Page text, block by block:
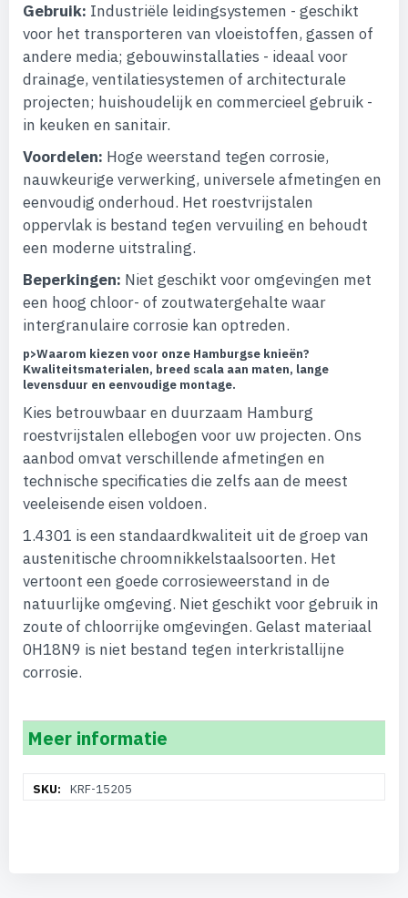
Gebruik: Industriële leidingsystemen - geschikt
voor het transporteren van vloeistoffen, gassen of
andere media; gebouwinstallaties - ideaal voor
drainage, ventilatiesystemen of architecturale
projecten; huishoudelijk en commercieel gebruik -
in keuken en sanitair.
Voordelen: Hoge weerstand tegen corrosie,
nauwkeurige verwerking, universele afmetingen en
eenvoudig onderhoud. Het roestvrijstalen
oppervlak is bestand tegen vervuiling en behoudt
een moderne uitstraling.
Beperkingen: Niet geschikt voor omgevingen met
een hoog chloor- of zoutwatergehalte waar
intergranulaire corrosie kan optreden.
p>Waarom kiezen voor onze Hamburgse knieën?
Kwaliteitsmaterialen, breed scala aan maten, lange
levensduur en eenvoudige montage.
Kies betrouwbaar en duurzaam Hamburg
roestvrijstalen ellebogen voor uw projecten. Ons
aanbod omvat verschillende afmetingen en
technische specificaties die zelfs aan de meest
veeleisende eisen voldoen.
1.4301 is een standaardkwaliteit uit de groep van
austenitische chroomnikkelstaalsoorten. Het
vertoont een goede corrosieweerstand in de
natuurlijke omgeving. Niet geschikt voor gebruik in
zoute of chloorrijke omgevingen. Gelast materiaal
0H18N9 is niet bestand tegen interkristallijne
corrosie.
Meer informatie
informatieKRF-15205